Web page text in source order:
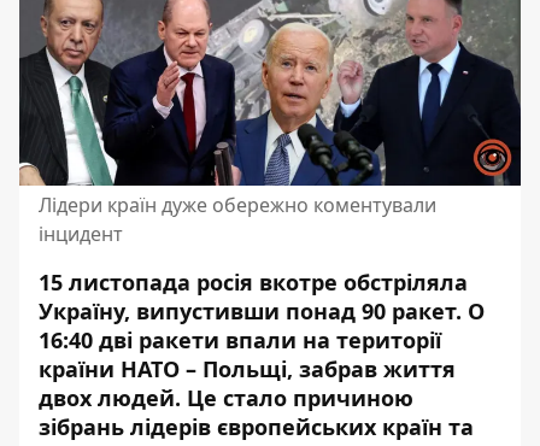
Лідери країн дуже обережно коментували
інцидент
15 листопада росія вкотре обстріляла
Україну, випустивши понад 90 ракет. О
16:40 дві ракети впали на території
країни НАТО – Польщі, забрав життя
двох людей. Це стало причиною
зібрань лідерів європейських країн та